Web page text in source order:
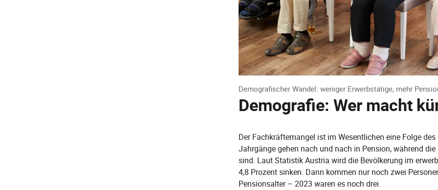
Demografischer Wandel: weniger Erwerbstätige, mehr
Demografie: Wer macht
Der Fachkräftemangel ist im Wesentlichen eine Folge
Jahrgänge gehen nach und nach in Pension, während
sind. Laut Statistik Austria wird die Bevölkerung im
4,8 Prozent sinken. Dann kommen nur noch zwei
Pensionsalter – 2023 waren es noch drei.